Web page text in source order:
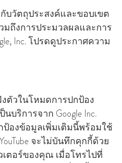
บวัตถุประสงค์และขอบเขต
มถึงการประมวลผลและการ
Inc. โปรดดูประกาศความ
งตัวในโหมดการปกป้อง
นบริการจาก Google Inc.
ป้องข้อมูลเพิ่มเติมนี้พร้อมใช้
จะไม่บันทึกคุกกี้ด้วย
ตอร์ของคุณ เมื่อโทรไปที่